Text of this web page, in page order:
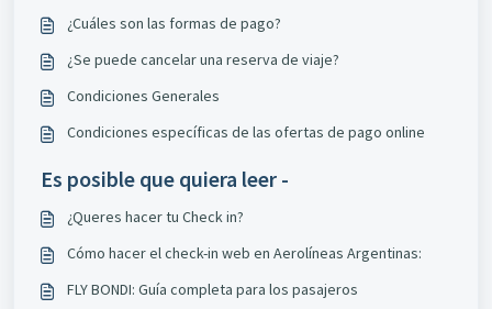
¿Cuáles son las formas de pago?
¿Se puede cancelar una reserva de viaje?
Condiciones Generales
Condiciones específicas de las ofertas de pago online
Es posible que quiera leer -
¿Queres hacer tu Check in?
Cómo hacer el check-in web en Aerolíneas Argentinas:
FLY BONDI: Guía completa para los pasajeros